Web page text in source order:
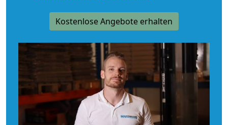
Kostenlose Angebote erhalten